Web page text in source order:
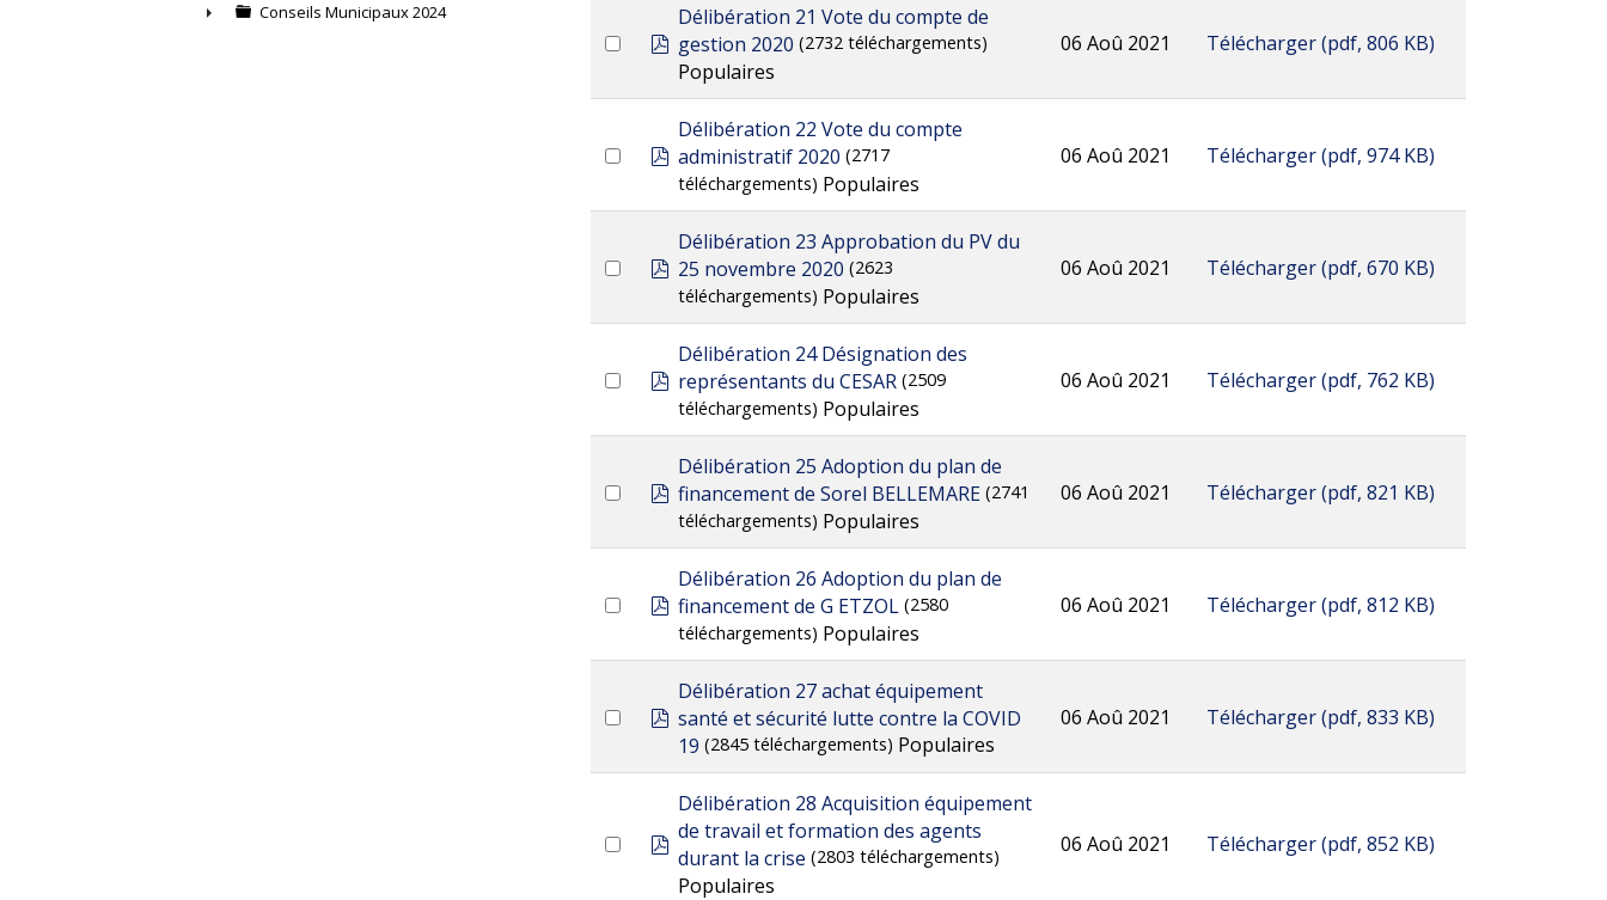
► Conseils Municipaux 2024
pdf
Délibération 21 Vote du compte de
gestion 2020 (2732 téléchargements)
Populaires
06 Aoû 2021 Télécharger(pdf,806 KB)
pdf
Délibération 22 Vote du compte
administratif 2020 (2717
téléchargements) Populaires
06 Aoû 2021 Télécharger(pdf,974 KB)
pdf
Délibération 23 Approbation du PV du
25 novembre 2020 (2623
téléchargements) Populaires
06 Aoû 2021 Télécharger(pdf,670 KB)
pdf
Délibération 24 Désignation des
représentants du CESAR (2509
téléchargements) Populaires
06 Aoû 2021 Télécharger(pdf, 762 KB)
pdf
Délibération 25 Adoption du plan de
financement de Sorel BELLEMARE (2741
téléchargements) Populaires
06 Aoû 2021 Télécharger(pdf,821 KB)
pdf
Délibération 26 Adoption du plan de
financement de G ETZOL (2580
téléchargements) Populaires
06 Aoû 2021 Télécharger(pdf,812 KB)
pdf
Délibération 27 achat équipement
santé et sécurité lutte contre la COVID
19 (2845 téléchargements) Populaires
06 Aoû 2021 Télécharger(pdf,833 KB)
pdf
Délibération 28 Acquisition équipement
de travail et formation des agents
durant la crise (2803 téléchargements)
Populaires
06 Aoû 2021 Télécharger(pdf,852 KB)